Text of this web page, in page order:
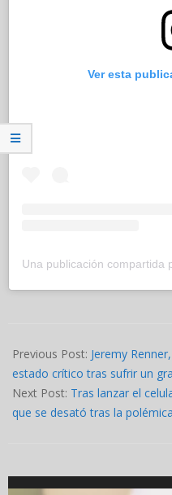
Ver esta
01-
03
Previous Post: Jeremy
estado crítico tras sufrir un
Next Post: Tras lanzar el
que se desató tras la